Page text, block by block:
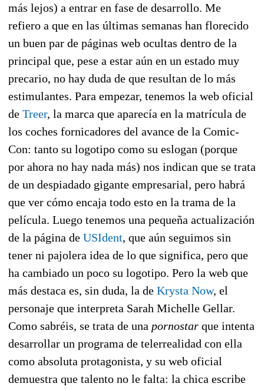
más lejos) a entrar en fase de desarrollo. Me
refiero a que en las últimas semanas han florecido
un buen par de páginas web ocultas dentro de la
principal que, pese a estar aún en un estado muy
precario, no hay duda de que resultan de lo más
estimulantes. Para empezar, tenemos la web oficial
de Treer, la marca que aparecía en la matrícula de
los coches fornicadores del avance de la Comic-
Con: tanto su logotipo como su eslogan (porque
por ahora no hay nada más) nos indican que se trata
de un despiadado gigante empresarial, pero habrá
que ver cómo encaja todo esto en la trama de la
película. Luego tenemos una pequeña actualización
de la página de USIdent, que aún seguimos sin
tener ni pajolera idea de lo que significa, pero que
ha cambiado un poco su logotipo. Pero la web que
más destaca es, sin duda, la de Krysta Now, el
personaje que interpreta Sarah Michelle Gellar.
Como sabréis, se trata de una pornostar que intenta
desarrollar un programa de telerrealidad con ella
como absoluta protagonista, y su web oficial
demuestra que talento no le falta: la chica escribe